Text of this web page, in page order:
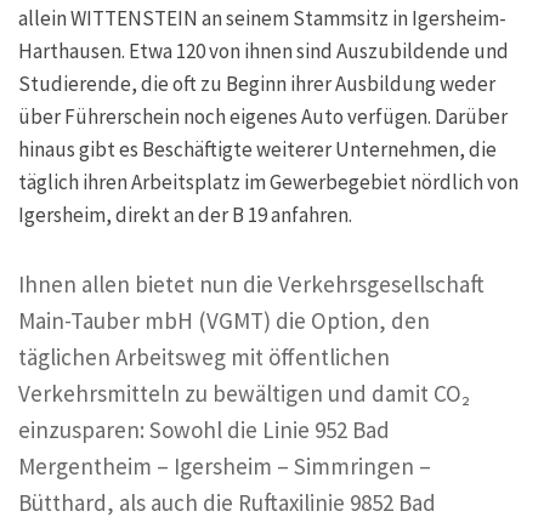
allein WITTENSTEIN an seinem Stammsitz in Igersheim-
Harthausen. Etwa 120 von ihnen sind Auszubildende und
Studierende, die oft zu Beginn ihrer Ausbildung weder
über Führerschein noch eigenes Auto verfügen. Darüber
hinaus gibt es Beschäftigte weiterer Unternehmen, die
täglich ihren Arbeitsplatz im Gewerbegebiet nördlich von
Igersheim, direkt an der B 19 anfahren.
Ihnen allen bietet nun die Verkehrsgesellschaft
Main-Tauber mbH (VGMT) die Option, den
täglichen Arbeitsweg mit öffentlichen
Verkehrsmitteln zu bewältigen und damit CO₂
einzusparen: Sowohl die Linie 952 Bad
Mergentheim – Igersheim – Simmringen –
Bütthard, als auch die Ruftaxilinie 9852 Bad